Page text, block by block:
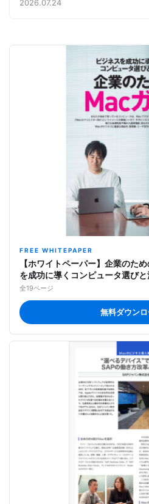
2026.07.24
FREE WHITEPAPER
【ホワイトペーパー】企業のた
を成功に導くコンピュータ選び
全19ページ
無料ダウン